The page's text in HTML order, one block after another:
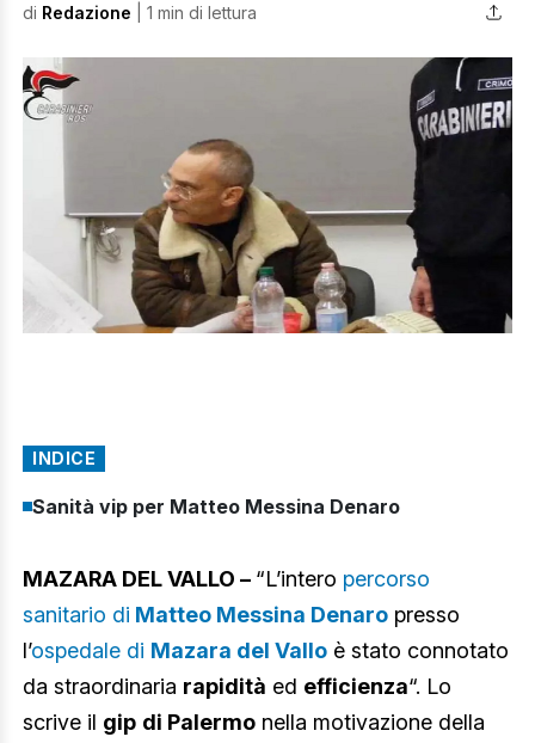
di Redazione | 1 min di lettura
INDICE
Sanità vip per Matteo Messina Denaro
MAZARA DEL VALLO – “L’intero percorso
sanitario di Matteo Messina Denaro presso
l’ospedale di Mazara del Vallo è stato connotato
da straordinaria rapidità ed efficienza“. Lo
scrive il gip di Palermo nella motivazione della